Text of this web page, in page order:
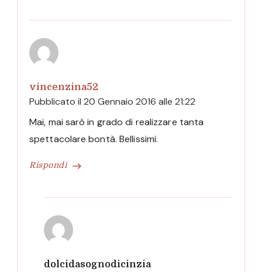
vincenzina52
Pubblicato il 20 Gennaio 2016 alle 21:22
Rispondi
Mai, mai sarò in grado di realizzare tanta
spettacolare bontà. Bellissimi.
dolcidasognodicinzia